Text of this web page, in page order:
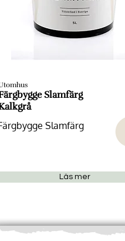
Slamfärg
Slamfärg
Läs mer